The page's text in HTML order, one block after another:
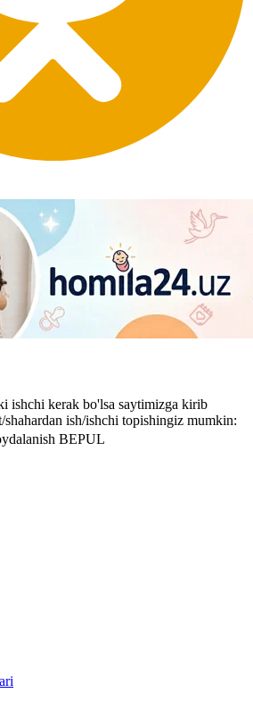
ishchi kerak bo'lsa saytimizga kirib
ish/ishchi topishingiz mumkin:
BEPUL